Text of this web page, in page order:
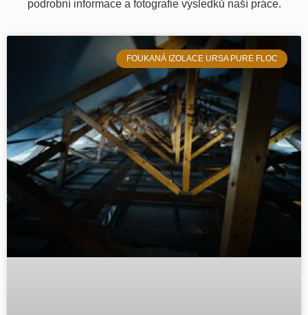
podrobní informace a fotografie výsledků naší práce.
FOUKANÁ IZOLACE URSA PURE FLOC